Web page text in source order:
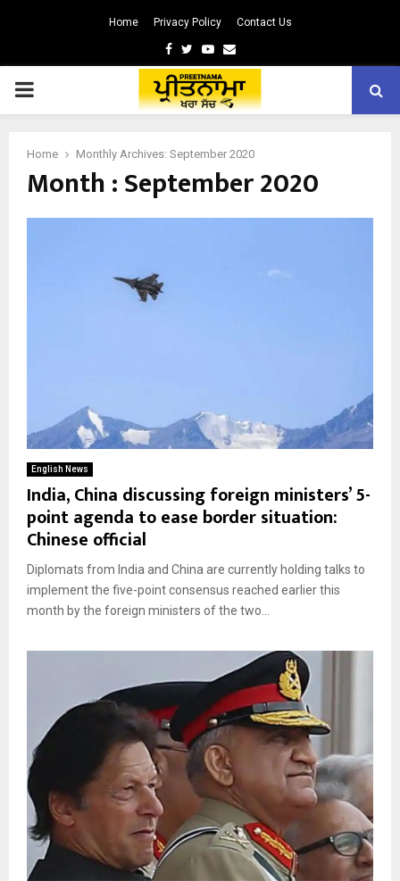
Home Privacy Policy Contact Us
Facebook
TwitterYoutube
Email
PRIMARY
Home Monthly Archives: September 2020
Month : September 2020
English News
India, China discussing foreign ministers’ 5-
point agenda to ease border situation:
Chinese official
Diplomats from India and China are currently holding talks to
implement the five-point consensus reached earlier this
month by the foreign ministers of the two...